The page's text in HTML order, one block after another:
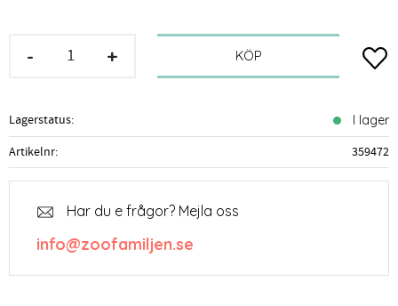
+
- KÖP
Lagerstatus I lager
Artikelnr 359472
Har du e frågor? Mejla oss
info@zoofamiljen.se